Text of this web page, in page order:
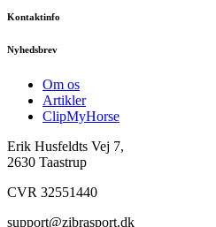
Kontaktinfo
Nyhedsbrev
Om os
Artikler
ClipMyHorse
Erik Husfeldts Vej 7,
2630 Taastrup
CVR 32551440
support@zibrasport.dk